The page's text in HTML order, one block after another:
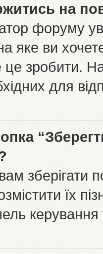
на
форуму
яке ви
зробити.
для
зберігати
їх
керування